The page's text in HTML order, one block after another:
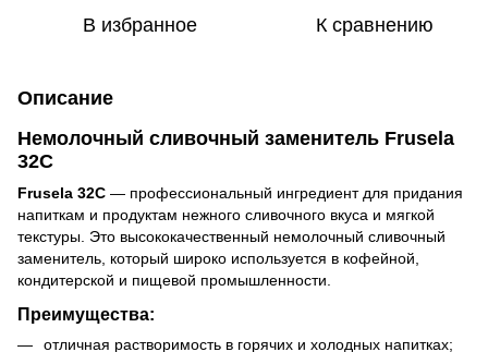
В избранное К сравнению
Описание
Немолочный сливочный заменитель Frusela
32C
Frusela 32C — профессиональный ингредиент для придания
напиткам и продуктам нежного сливочного вкуса и мягкой
текстуры. Это высококачественный немолочный сливочный
заменитель, который широко используется в кофейной,
кондитерской и пищевой промышленности.
Преимущества:
отличная растворимость в горячих и холодных напитках;